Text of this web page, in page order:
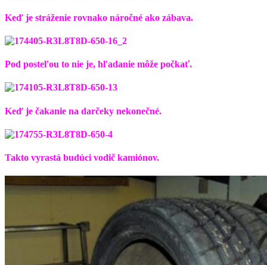
Keď je stráženie rovnako náročné ako zábava.
Pod posteľou to nie je, hľadanie môže počkať.
Keď je čakanie na darčeky nekonečné.
Takto vyrastá budúci vodič kamiónov.